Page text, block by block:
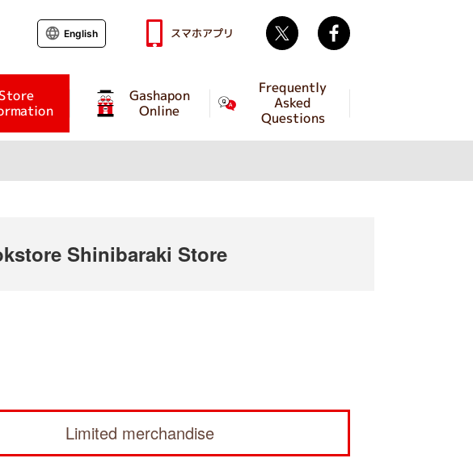
Store Gashapon
Online
Frequently
Asked
Questions
English スマホアプリ Twitter
Shinibaraki Store
Limited merchandise